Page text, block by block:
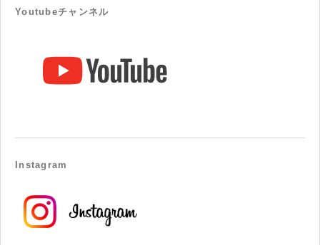
Youtubeチャンネル
Instagram